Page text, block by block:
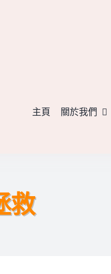
主頁 關於我們
救